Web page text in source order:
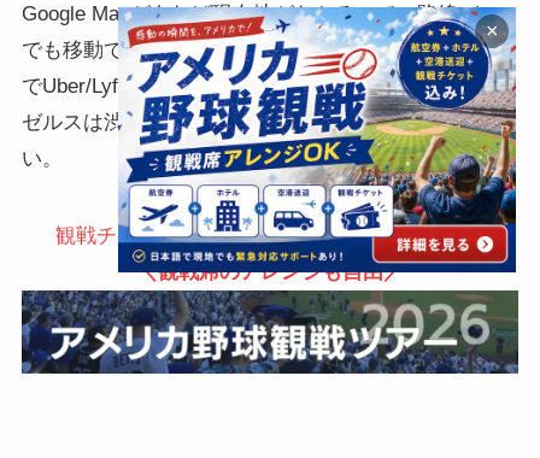
Google Mapがあれば現在地がわかるので、路線バス
でも移動できますが、市内から近いこともありますの
でUber/Lyft等が便利です。車を利用する場合はロサン
ゼルスは渋滞が多いので、余裕を持ってご移動くださ
い。
観戦チケット・航空券・ホテル全部おまかせ！
＼観戦席のアレンジも自由／
×